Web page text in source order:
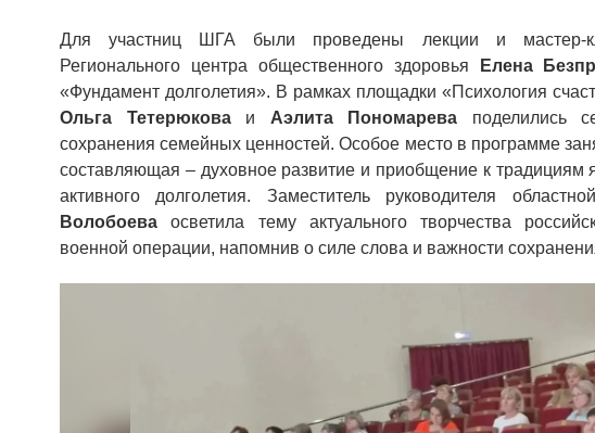
Для участниц ШГА были проведены лекции и мастер-
Регионального центра общественного здоровья
Елена
«Фундамент долголетия». В рамках площадки «Психология
Ольга Тетерюковаи Аэлита Пономарева поделились
сохранения семейных ценностей. Особое место в программе
составляющая – духовное развитие и приобщение к традициям
активного долголетия. Заместитель руководителя
Волобоева осветила тему актуального творчества
военной операции, напомнив о силе слова и важности